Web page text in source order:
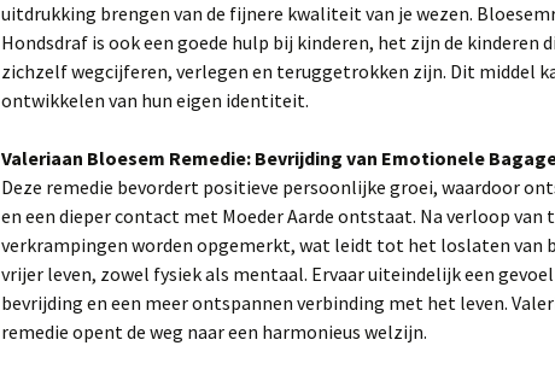
uitdrukking brengen van de fijnere kwaliteit van je wezen.
Hondsdraf is ook een goede hulp bij kinderen, het zijn de kinderen
zichzelf wegcijferen, verlegen en teruggetrokken zijn. Dit middel
ontwikkelen van hun eigen identiteit.
Valeriaan Bloesem Remedie: Bevrijding van Emotionele
Deze remedie bevordert positieve persoonlijke groei, waardoor
en een dieper contact met Moeder Aarde ontstaat. Na verloop van
verkrampingen worden opgemerkt, wat leidt tot het loslaten van
vrijer leven, zowel fysiek als mentaal. Ervaar uiteindelijk een
bevrijding en een meer ontspannen verbinding met het leven.
remedie opent de weg naar een harmonieus welzijn.